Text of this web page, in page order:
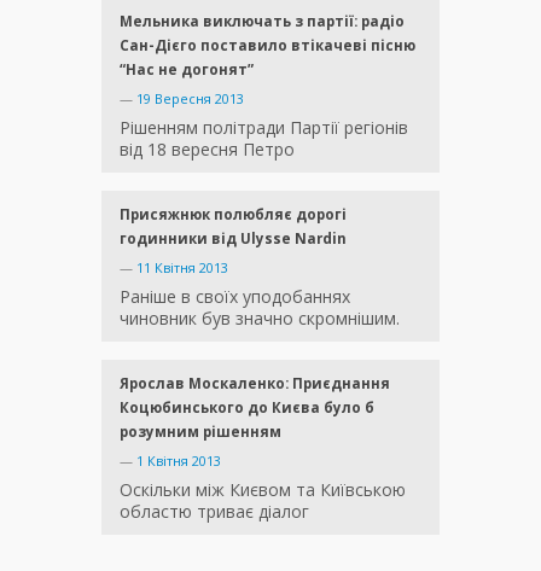
Мельника виключать з партії: радіо
Сан-Дієго поставило втікачеві пісню
“Нас не догонят”
— 19 Вересня 2013
Рішенням політради Партії регіонів
від 18 вересня Петро
Присяжнюк полюбляє дорогі
годинники від Ulysse Nardin
— 11 Квітня 2013
Раніше в своїх уподобаннях
чиновник був значно скромнішим.
Ярослав Москаленко: Приєднання
Коцюбинського до Києва було б
розумним рішенням
— 1 Квітня 2013
Оскільки між Києвом та Київською
областю триває діалог